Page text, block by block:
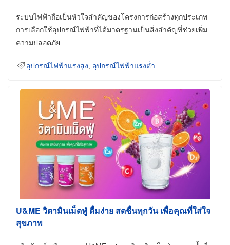
ระบบไฟฟ้าถือเป็นหัวใจสำคัญของโครงการก่อสร้างทุกประเภท
การเลือกใช้อุปกรณ์ไฟฟ้าที่ได้มาตรฐานเป็นสิ่งสำคัญที่ช่วยเพิ่ม
ความปลอดภัย
อุปกรณ์ไฟฟ้าแรงสูง อุปกรณ์ไฟฟ้าแรงต่ำ
U&ME วิตามินเม็ดฟู่ ดื่มง่าย สดชื่นทุกวัน เพื่อคุณที่ใส่ใจ
สุขภาพ